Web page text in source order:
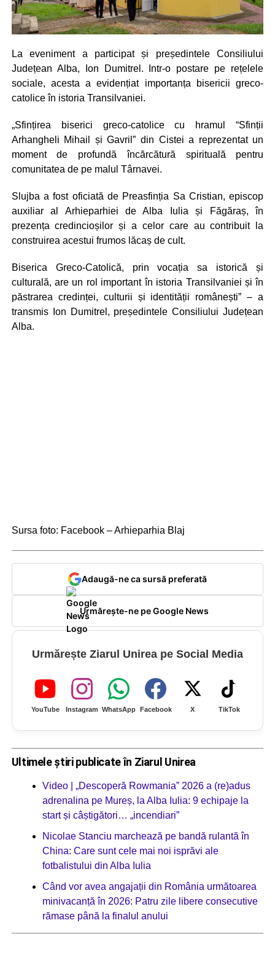
La eveniment a participat și președintele Consiliului
Județean Alba, Ion Dumitrel. Intr-o postare pe rețelele
sociale, acesta a evidențiat importanța bisericii greco-
catolice în istoria Transilvaniei.
„Sfințirea biserici greco-catolice cu hramul “Sfinții
Arhangheli Mihail și Gavril” din Cistei a reprezentat un
moment de profundă încărcătură spirituală pentru
comunitatea de pe malul Târnavei.
Slujba a fost oficiată de Preasfinția Sa Cristian, episcop
auxiliar al Arhieparhiei de Alba Iulia și Făgăraș, în
prezența credincioșilor și a celor care au contribuit la
construirea acestui frumos lăcaș de cult.
Biserica Greco-Catolică, prin vocația sa istorică și
culturală, are un rol important în istoria Transilvaniei și în
păstrarea credinței, culturii și identității românești” – a
transmis Ion Dumitrel, președintele Consiliului Județean
Alba.
Sursa foto: Facebook – Arhieparhia Blaj
Adaugă-ne ca sursă preferată
Urmărește-ne pe Google News
Urmărește Ziarul Unirea pe Social Media
YouTube Instagram WhatsApp Facebook X TikTok
Ultimele știri publicate în Ziarul Unirea
Video | „Descoperă Rowmania” 2026 a (re)adus
adrenalina pe Mureș, la Alba Iulia: 9 echipaje la
start și câștigători… „incendiari”
Nicolae Stanciu marchează pe bandă rulantă în
China: Care sunt cele mai noi isprăvi ale
fotbalistului din Alba Iulia
Când vor avea angajații din România următoarea
minivacanță în 2026: Patru zile libere consecutive
rămase până la finalul anului